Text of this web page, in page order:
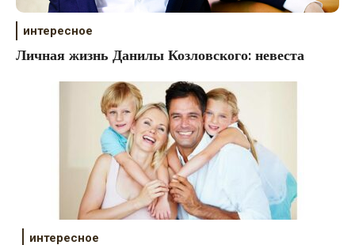
интересное
Личная жизнь Данилы Козловского: невеста
интересное